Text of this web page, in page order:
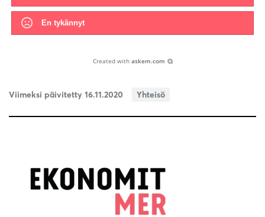
En tykännyt
Created with askem.com
Viimeksi päivitetty 16.11.2020 Yhteisö